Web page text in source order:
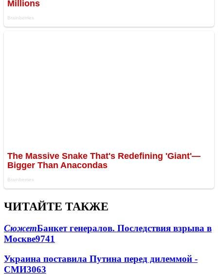
ЧИТАЙТЕ ТАКЖЕ
СюжетБанкет генералов. Последствия взрыва в
Москве9741
Украина поставила Путина перед дилеммой -
СМИ3063